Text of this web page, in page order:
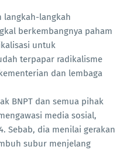
langkah-langkah
berkembangnya paham
untuk
terpapar radikalisme
dan lembaga
BNPT dan semua pihak
media sosial,
Sebab, dia menilai gerakan
subur menjelang